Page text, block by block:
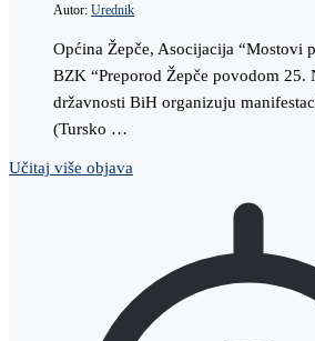
Autor: Urednik
Općina Žepče, Asocijacija “Mostovi
BZK “Preporod Žepče povodom 25.
državnosti BiH organizuju
(Tursko …
Učitaj više objava